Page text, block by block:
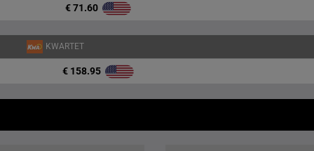
€ 71.60
KWARTET
€ 158.95